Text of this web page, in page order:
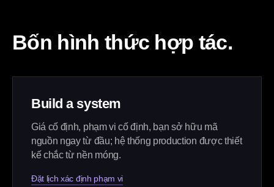
Bốn hình thức hợp tác.
Build a system
Giá cố định, phạm vi cố định, bạn sở hữu mã
nguồn ngay từ đầu; hệ thống production được thiết
kế chắc từ nền móng.
Đặt lịch xác định phạm vi